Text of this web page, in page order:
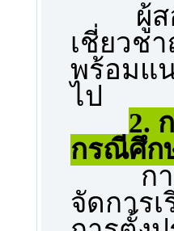
ผู้
เชี่ยวช
พร้อมแ
ไป
2.
กรณีศึก
กา
จัดการ